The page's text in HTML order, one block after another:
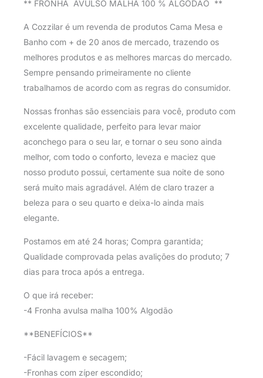
** FRONHA AVULSO MALHA 100 % ALGODÃO **
A Cozzilar é um revenda de produtos Cama Mesa e
Banho com + de 20 anos de mercado, trazendo os
melhores produtos e as melhores marcas do mercado.
Sempre pensando primeiramente no cliente
trabalhamos de acordo com as regras do consumidor.
Nossas fronhas são essenciais para você, produto com
excelente qualidade, perfeito para levar maior
aconchego para o seu lar, e tornar o seu sono ainda
melhor, com todo o conforto, leveza e maciez que
nosso produto possui, certamente sua noite de sono
será muito mais agradável. Além de claro trazer a
beleza para o seu quarto e deixa-lo ainda mais
elegante.
Postamos em até 24 horas; Compra garantida;
Qualidade comprovada pelas avalições do produto; 7
dias para troca após a entrega.
O que irá receber:
-4 Fronha avulsa malha 100% Algodão
**BENEFÍCIOS**
-Fácil lavagem e secagem;
-Fronhas com zíper escondido;